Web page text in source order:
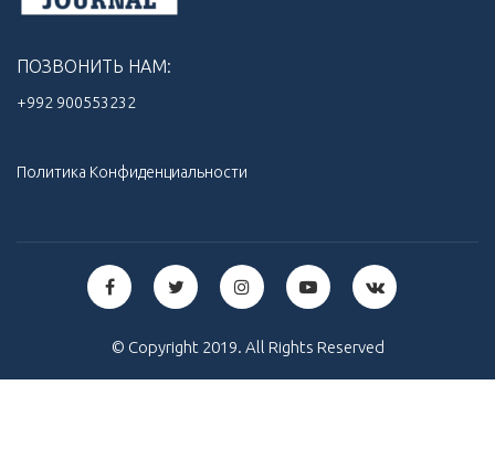
ПОЗВОНИТЬ НАМ:
+992 900553232‬
Политика Конфиденциальности
© Copyright 2019. All Rights Reserved